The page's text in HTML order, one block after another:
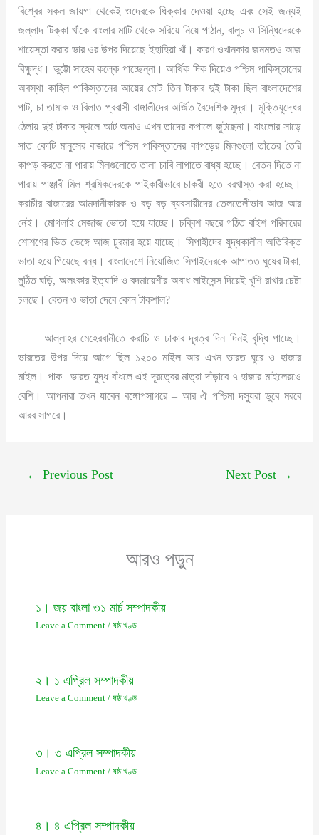
বিশ্বের সকল জায়গা থেকেই ওদেরকে ধিক্কার দেওয়া হচ্ছে এবং সেই জন্যই
জল্লাদ টিক্কা খাঁকে বাংলার মাটি থেকে সরিয়ে নিয়ে পাঠান, বালুচ ও সিন্ধিদেরকে
শায়েস্তা করার ভার ওর উপর দিয়েছে ইহাহিয়া খাঁ। কারণ ওখানকার জনমতও আজ
বিক্ষুদ্ধ। ভুট্টো সাহেব কল্কে পাচ্ছেন্না। আর্থিক দিক দিয়েও পশ্চিম পাকিস্তানের
অবস্থা কাহিল পাকিস্তানের আয়ের মোট তিন টাকার দুই টাকা ছিল বাংলাদেশের
পাট, চা তামাক ও বিলাত প্রবাসী বাঙ্গালীদের অর্জিত বৈদেশিক মুদ্রা। মুক্তিযুদ্ধের
ঠেলায় দুই টাকার স্থলে আট অনাও এখন তাদের কপালে জুটছেনা। বাংলোর সাড়ে
সাত কোটি মানুসের বাজারে পশ্চিম পাকিস্তানের কাপড়ের মিলগুলো তাঁতের তৈরি
কাপড় করতে না পারায় মিলগুলোতে তালা চাবি লাগাতে বাধ্য হচ্ছে। বেতন দিতে না
পারায় পাঞ্জাবী মিল শ্রমিকদেরকে পাইকারীভাবে চাকরী হতে বরখাস্ত করা হচ্ছে।
করাচীর বাজারের আমদানীকারক ও বড় বড় ব্যবসায়ীদের তেলতেলীভাব আজ আর
নেই। মোগলাই মেজাজ ভোতা হয়ে যাচ্ছে। চব্বিশ বছরে গঠিত বাইশ পরিবারের
শোশণের ভিত ভেঙ্গে আজ চুরমার হয়ে যাচ্ছে। সিপাহীদের যুদ্ধকালীন অতিরিক্ত
ভাতা হয়ে গিয়েছে বন্ধ। বাংলাদেশে নিয়োজিত সিপাইদেরকে আপাতত ঘুষের টাকা,
লুন্ঠিত ঘড়ি, অলংকার ইত্যাদি ও বদমায়েশীর অবাধ লাইসেন্স দিয়েই খুশি রাখার চেষ্টা
চলছে। বেতন ও ভাতা দেবে কোন টাকশাল?
আল্লাহর মেহেরবানীতে করাচি ও ঢাকার দূরত্ব দিন দিনই বৃদ্ধি পাচ্ছে।
ভারতের উপর দিয়ে আগে ছিল ১২০০ মাইল আর এখন ভারত ঘুরে ও হাজার
মাইল। পাক –ভারত যুদ্ধ বাঁধলে এই দূরত্বের মাত্রা দাঁড়াবে ৭ হাজার মাইলেরওে
বেশি। আপনারা তখন যাবেন বঙ্গোপসাগরে – আর ঐ পশ্চিমা দস্যুরা ডুবে মরবে
আরব সাগরে।
← Previous Post Next Post →
আরও পড়ুন
১। জয় বাংলা ৩১ মার্চ সম্পাদকীয়
Leave a Comment / ষষ্ঠ খণ্ড
২। ১ এপ্রিল সম্পাদকীয়
Leave a Comment / ষষ্ঠ খণ্ড
৩। ৩ এপ্রিল সম্পাদকীয়
Leave a Comment / ষষ্ঠ খণ্ড
৪। ৪ এপ্রিল সম্পাদকীয়